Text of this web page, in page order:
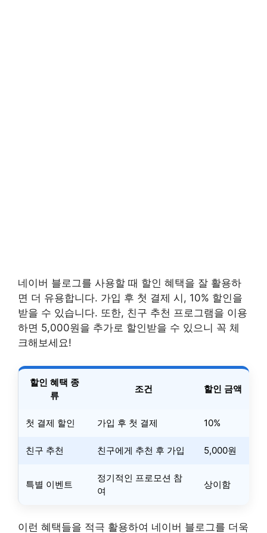
네이버 블로그를 사용할 때 할인 혜택을 잘 활용하
면 더 유용합니다. 가입 후 첫 결제 시, 10% 할인을
받을 수 있습니다. 또한, 친구 추천 프로그램을 이용
하면 5,000원을 추가로 할인받을 수 있으니 꼭 체
크해보세요!
할인 혜택 종
류
조건 할인 금액
첫 결제 할인 가입 후 첫 결제 10%
친구 추천 친구에게 추천 후 가입 5,000원
특별 이벤트
정기적인 프로모션 참
여
상이함
이런 혜택들을 적극 활용하여 네이버 블로그를 더욱